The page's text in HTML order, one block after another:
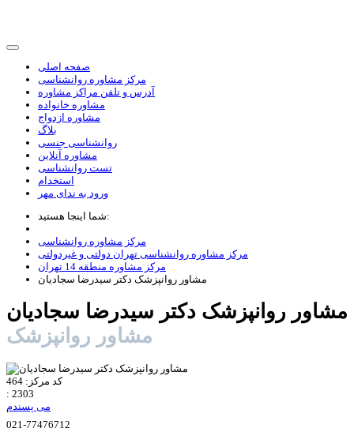
صفحه اصلی
مرکز مشاوره روانشناسی
آدرس و تلفن مراکز مشاوره
مشاوره خانواده
مشاوره ازدواج
بلاگ
روانشناسی جنسی
مشاوره آنلاین
تست روانشناسی
استخدام
ورود به ندای مهر
شما اینجا هستید:
مرکز مشاوره روانشناسی
مرکز مشاوره روانشناسی تهران دولتی و غیردولتی
مرکز مشاوره منطقه 14 تهران
مشاور روانپزشک دکتر سیدرضا سجادیان
مشاور روانپزشک دکتر سیدرضا سجادیان
مشاور روانپزشک
کد مرکز: 464
: 2303
می پسندم
021-77476712